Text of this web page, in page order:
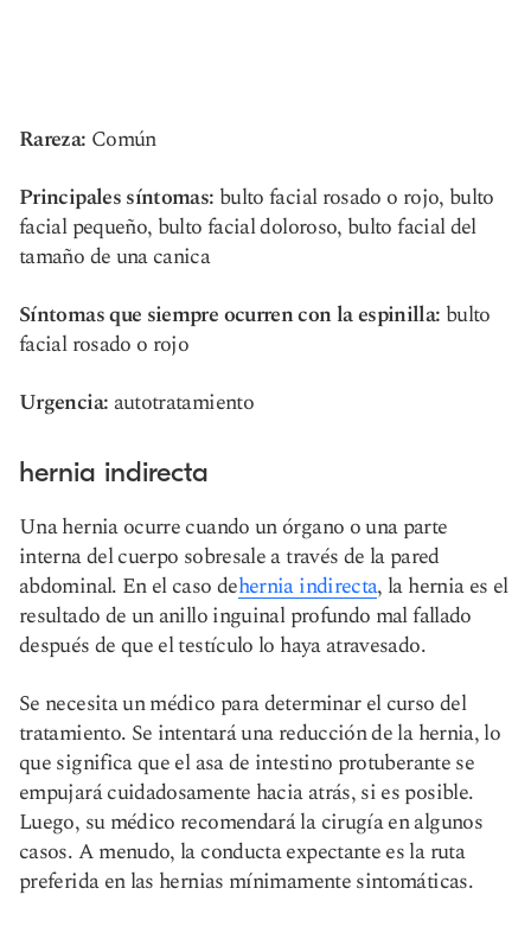
Rareza: Común
Principales síntomas: bulto facial rosado o rojo, bulto
facial pequeño, bulto facial doloroso, bulto facial del
tamaño de una canica
Síntomas que siempre ocurren con la espinilla: bulto
facial rosado o rojo
Urgencia: autotratamiento
hernia indirecta
Una hernia ocurre cuando un órgano o una parte
interna del cuerpo sobresale a través de la pared
abdominal. En el caso dehernia indirecta, la hernia es el
resultado de un anillo inguinal profundo mal fallado
después de que el testículo lo haya atravesado.
Se necesita un médico para determinar el curso del
tratamiento. Se intentará una reducción de la hernia, lo
que significa que el asa de intestino protuberante se
empujará cuidadosamente hacia atrás, si es posible.
Luego, su médico recomendará la cirugía en algunos
casos. A menudo, la conducta expectante es la ruta
preferida en las hernias mínimamente sintomáticas.